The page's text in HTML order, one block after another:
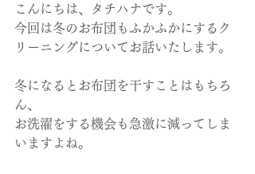
こんにちは、タチハナです。
今回は冬のお布団もふかふかにするク
リーニングについてお話いたします。
冬になるとお布団を干すことはもちろ
ん、
お洗濯をする機会も急激に減ってしま
いますよね。